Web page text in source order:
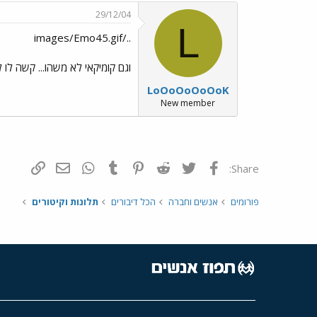
L
LoOoOoOoOoK
New member
29/12/04
../images/Emo45.gif
וגם קומיקאי לא משהו... קשה לו
Share: פייסבוק Twitter
Reddit
Pinterest
Tumblr
WhatsAppדואר אלקטרוני
פורומים אנשים וחברה הכל דיבורים תלונות וקיטורים